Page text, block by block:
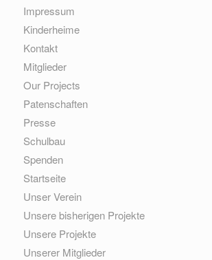
Impressum
Kinderheime
Kontakt
Mitglieder
Our Projects
Patenschaften
Presse
Schulbau
Spenden
Startseite
Unser Verein
Unsere bisherigen Projekte
Unsere Projekte
Unserer Mitglieder